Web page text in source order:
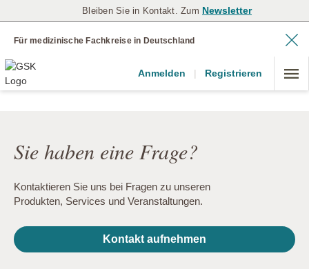
Bleiben Sie in Kontakt. Zum Newsletter
Für medizinische Fachkreise in Deutschland
Anmelden | Registrieren
Sie haben eine Frage?
Kontaktieren Sie uns bei Fragen zu unseren
Produkten, Services und Veranstaltungen.
Kontakt aufnehmen